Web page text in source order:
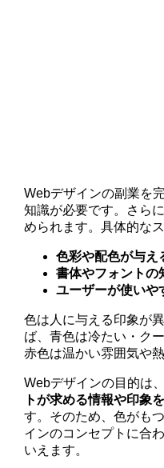
Webデザインの副業を
知識が必要です。さら
められます。具体的な
色彩や配色が与え
書体やフォントの
ユーザーが使いや
色は人に与える印象が
ば、青色は冷たい・ク
赤色は温かい雰囲気や
Webデザインの目的は
トが求める情報や印象
す。そのため、色がも
インのコンセプトに合
いえます。